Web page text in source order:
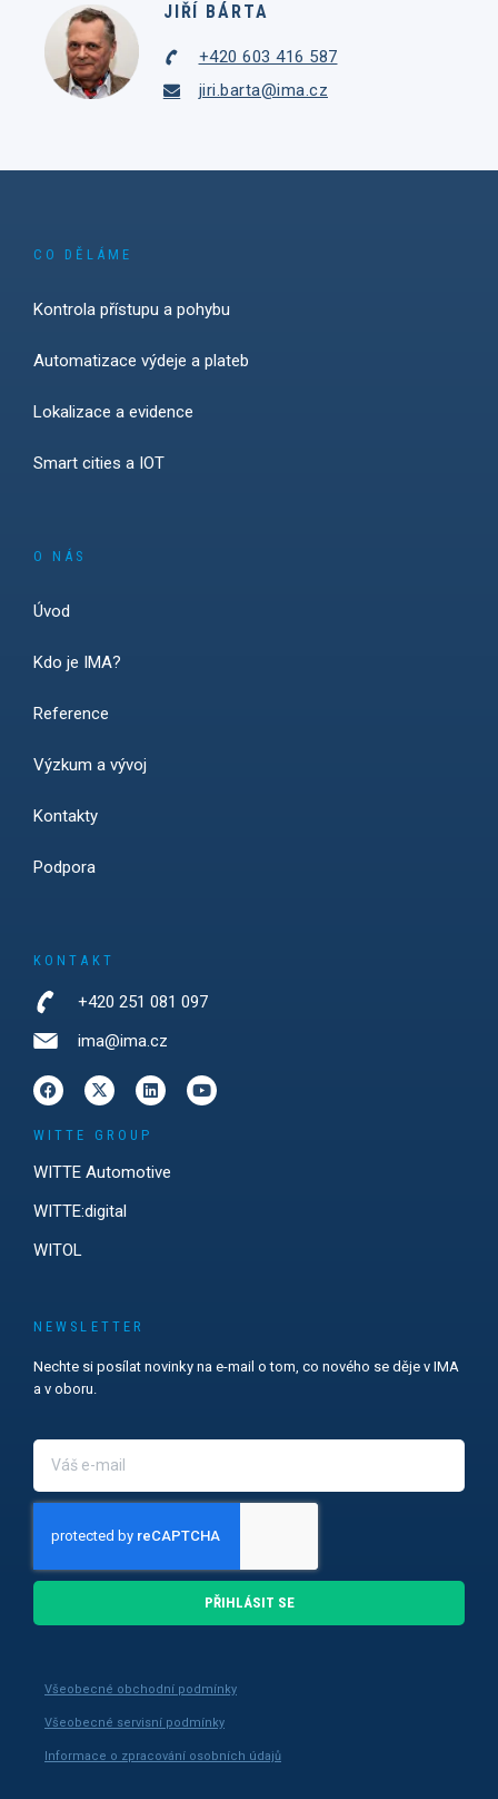
JIŘÍ BÁRTA
+420 603 416 587
jiri.barta@ima.cz
CO DĚLÁME
Kontrola přístupu a pohybu
Automatizace výdeje a plateb
Lokalizace a evidence
Smart cities a IOT
O NÁS
Úvod
Kdo je IMA?
Reference
Výzkum a vývoj
Kontakty
Podpora
KONTAKT
+420 251 081 097
ima@ima.cz
WITTE GROUP
WITTE Automotive
WITTE:digital
WITOL
NEWSLETTER
Nechte si posílat novinky na e-mail o tom, co nového se děje v IMA
a v oboru.
PŘIHLÁSIT SE
Všeobecné obchodní podmínky
Všeobecné servisní podmínky
Informace o zpracování osobních údajů